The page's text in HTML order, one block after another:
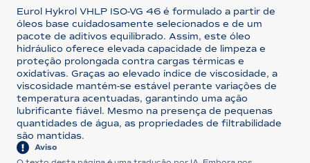
Eurol Hykrol VHLP ISO-VG 46 é formulado a partir de
óleos base cuidadosamente selecionados e de um
pacote de aditivos equilibrado. Assim, este óleo
hidráulico oferece elevada capacidade de limpeza e
proteção prolongada contra cargas térmicas e
oxidativas. Graças ao elevado índice de viscosidade, a
viscosidade mantém-se estável perante variações de
temperatura acentuadas, garantindo uma ação
lubrificante fiável. Mesmo na presença de pequenas
quantidades de água, as propriedades de filtrabilidade
são mantidas.
Aviso